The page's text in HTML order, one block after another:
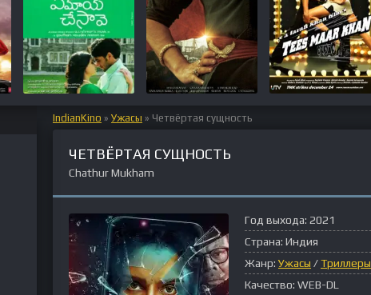
IndianKino » Ужасы » Четвёртая сущность
ЧЕТВЁРТАЯ СУЩНОСТЬ
Chathur Mukham
Год выхода: 2021
Страна: Индия
Жанр: Ужасы /Триллеры
Качество: WEB-DL